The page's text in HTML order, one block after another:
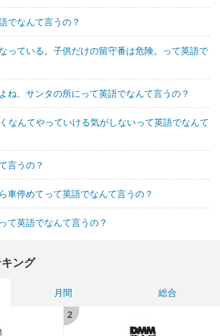
でなんて言うの？
っている。子供だけの留守番は危険。って英語で
ね、サンタの所にって英語でなんて言うの？
なんてやっていける気がしないって英語でなんて
言うの？
車停めてって英語でなんて言うの？
て英語でなんて言うの？
ング
月間
総合
2